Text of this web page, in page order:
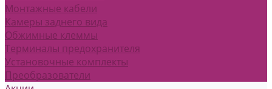
Монтажные кабели
Камеры заднего вида
Обжимные клеммы
Терминалы предохранителя
Установочные комплекты
Преобразователи